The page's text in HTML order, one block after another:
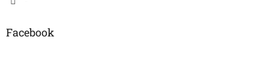
Facebook